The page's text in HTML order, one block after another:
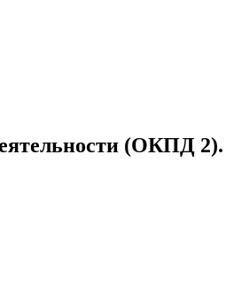
(ОКПД 2).